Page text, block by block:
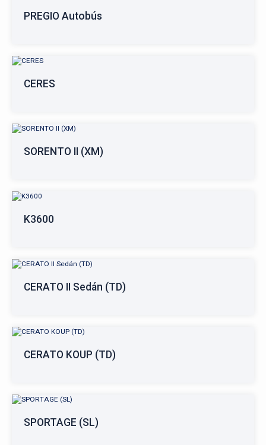
PREGIO Autobús
CERES
SORENTO II (XM)
K3600
CERATO II Sedán (TD)
CERATO KOUP (TD)
SPORTAGE (SL)